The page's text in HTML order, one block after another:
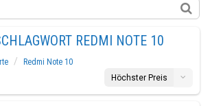
REDMI NOTE 10
Redmi Note 10
Höchster Preis